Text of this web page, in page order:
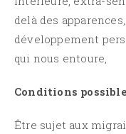
delà des
développement
qui nous entoure,
Conditions
Être sujet aux